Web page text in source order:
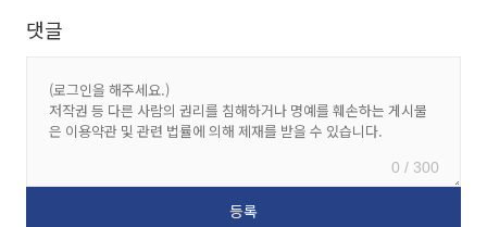
댓글
0 / 300